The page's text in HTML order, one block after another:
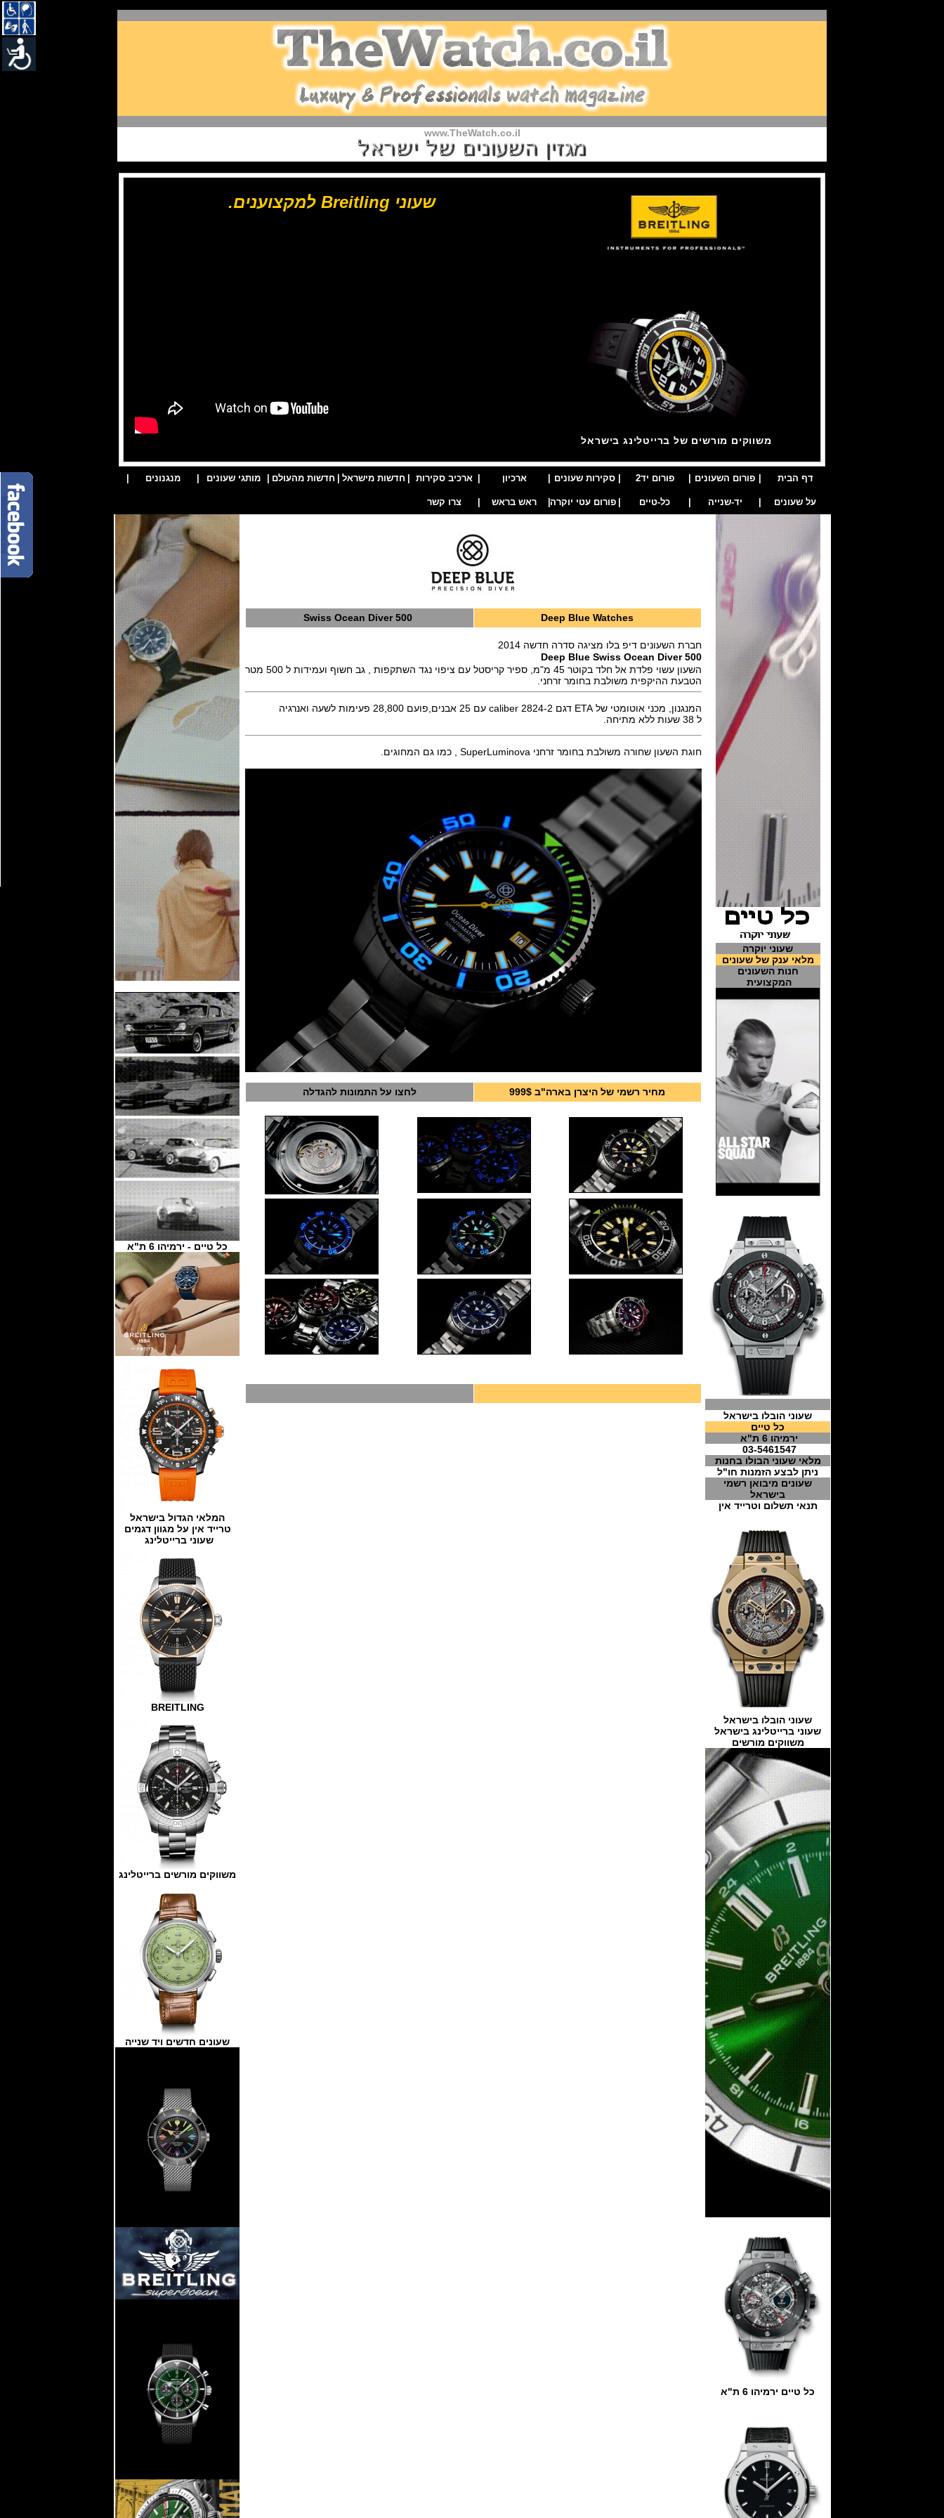
www.TheWatch.co.il
משווקים מורשים של ברייטלינג בישראל
שעוני Breitling למקצוענים.
דף הבית פורום השעונים פורום יד2 סקירות שעונים ארכיון ארכיב סקירות חדשות מישראל חדשות מהעולם מותגי שעונים מנגנונים
על שעונים יד-שנייה כל-טיים פורום עטי יוקרה ראש בראש צרו קשר
שעוני יוקרה
מלאי ענק של שעונים
חנות השעונים
המקצועית
שעוני הובלו בישראל
כל טיים
ירמיהו 6 ת"א
03-5461547
מלאי שעוני הבולו בחנות
ניתן לבצע הזמנות חו"ל
שעונים מיבואן רשמי
בישראל
תנאי תשלום וטרייד אין
שעוני הובלו בישראל
שעוני ברייטלינג בישראל
משווקים מורשים
כל טיים ירמיהו 6 ת"א
Deep Blue Watches
חברת השעונים דיפ בלו מציגה סדרה חדשה 2014
Deep Blue Swiss Ocean Diver 500
השעון עשוי פלדת אל חלד בקוטר 45 מ"מ, ספיר קריסטל עם ציפוי נגד השתקפות , גב חשוף ועמידות ל 500 מטר
הטבעת ההיקפית משולבת בחומר זרחני.
המנגנון, מכני אוטומטי של ETA דגם caliber 2824-2 עם 25 אבנים,פועם 28,800 פעימות לשעה ואנרגיה
ל 38 שעות ללא מתיחה.
חוגת השעון שחורה משולבת בחומר זרחני SuperLuminova , כמו גם המחוגים.
מחיר רשמי של היצרן בארה"ב 999$ לחצו על התמונות להגדלה
כל טיים - ירמיהו 6 ת"א
המלאי הגדול בישראל
טרייד אין על מגוון דגמים
שעוני ברייטלינג
BREITLING
משווקים מורשים ברייטלינג
שעונים חדשים ויד שנייה